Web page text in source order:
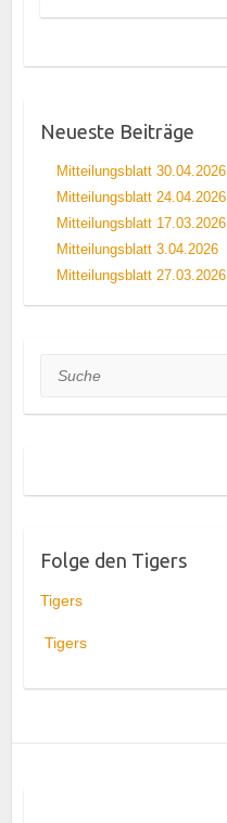
Neueste Beiträge
Mitteilungsblatt 30.04.2026
Mitteilungsblatt 24.04.2026
Mitteilungsblatt 17.03.2026
Mitteilungsblatt 3.04.2026
Mitteilungsblatt 27.03.2026
Suche
Folge den Tigers
Tigers
Tigers